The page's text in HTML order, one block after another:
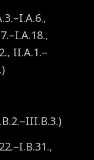
II.A.1.–